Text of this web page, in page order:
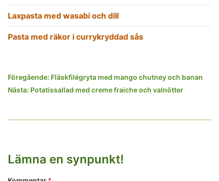
Laxpasta med wasabi och dill
Pasta med räkor i currykryddad sås
Inläggsnavigering
Föregående: Fläskfilégryta med mango chutney och banan
Nästa: Potatissallad med creme fraiche och valnötter
Lämna en synpunkt!